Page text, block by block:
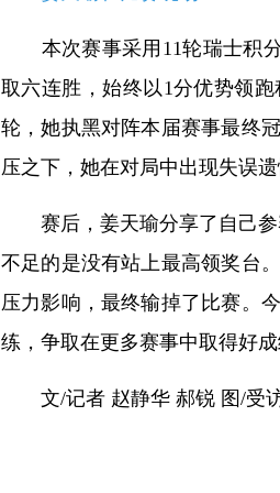
本次赛事采用11轮瑞士积分
取六连胜，始终以1分优势领
轮，她执黑对阵本届赛事最终
压之下，她在对局中出现失误
赛后，姜天瑜分享了自己参
不足的是没有站上最高领奖台
压力影响，最终输掉了比赛。
练，争取在更多赛事中取得好
文/记者 赵静华 郝锐 图/受